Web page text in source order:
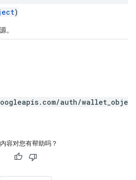
)
。
auth/wallet_obje
容对您有帮助吗？